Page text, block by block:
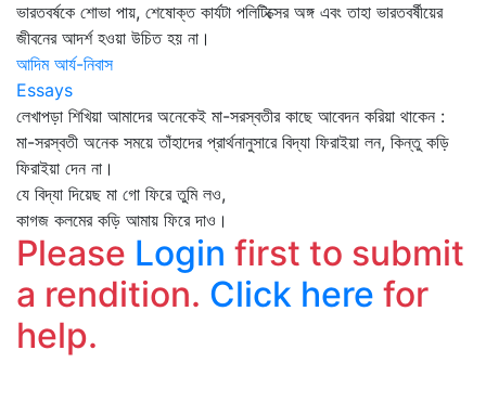
ভারতবর্ষকে শোভা পায়, শেষোক্ত কার্যটা পলিটিক্সের অঙ্গ এবং তাহা ভারতবর্ষীয়ের
জীবনের আদর্শ হওয়া উচিত হয় না।
আদিম আর্য-নিবাস
Essays
লেখাপড়া শিখিয়া আমাদের অনেকেই মা-সরস্বতীর কাছে আবেদন করিয়া থাকেন :
মা-সরস্বতী অনেক সময়ে তাঁহাদের প্রার্থনানুসারে বিদ্যা ফিরাইয়া লন, কিন্তু কড়ি
ফিরাইয়া দেন না।
যে বিদ্যা দিয়েছ মা গো ফিরে তুমি লও,
কাগজ কলমের কড়ি আমায় ফিরে দাও।
Please Login first to submit
a rendition. Click here for
help.